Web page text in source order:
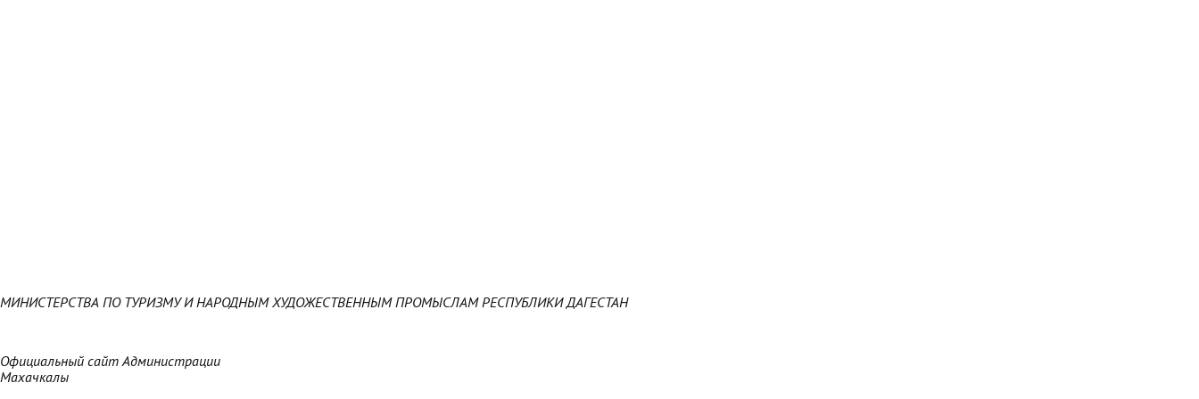
МИНИСТЕРСТВА ПО ТУРИЗМУ И НАРОДНЫМ ХУДОЖЕСТВЕННЫМ ПРОМЫСЛАМ РЕСПУБЛИКИ ДАГЕСТАН
Официальный сайт Администрации
Махачкалы